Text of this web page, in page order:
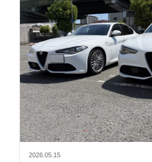
2026.05.15